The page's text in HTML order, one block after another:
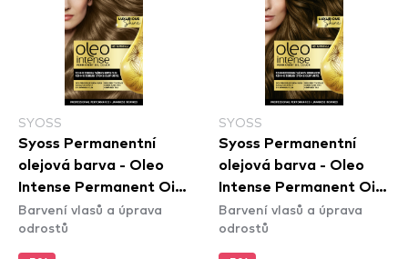
SYOSS
Syoss Permanentní
olejová barva - Oleo
Intense Permanent Oil
Color - 6-80 Hezelnut
Blond
Barvení vlasů a úprava
odrostů
SYOSS
Syoss Permanentní
olejová barva - Oleo
Intense Permanent Oil
Color - 4-60 Gold
Brown
Barvení vlasů a úprava
odrostů